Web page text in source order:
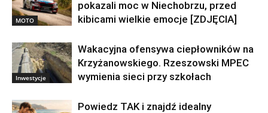
MOTO
pokazali moc w Niechobrzu, przed
kibicami wielkie emocje [ZDJĘCIA]
Inwestycje
Wakacyjna ofensywa ciepłowników na
Krzyżanowskiego. Rzeszowski MPEC
wymienia sieci przy szkołach
Powiedz TAK i znajdź idealny